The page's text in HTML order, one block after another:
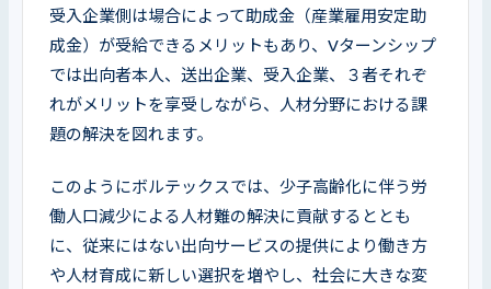
受入企業側は場合によって助成金（産業雇用安定助
成金）が受給できるメリットもあり、Vターンシップ
では出向者本人、送出企業、受入企業、３者それぞ
れがメリットを享受しながら、人材分野における課
題の解決を図れます。
このようにボルテックスでは、少子高齢化に伴う労
働人口減少による人材難の解決に貢献するととも
に、従来にはない出向サービスの提供により働き方
や人材育成に新しい選択を増やし、社会に大きな変